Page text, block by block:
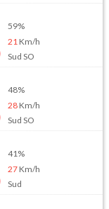
59%
21 Km/h
Sud SO
48%
28Km/h
Sud SO
41%
27Km/h
Sud